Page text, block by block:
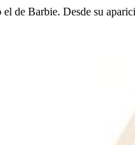
de Barbie. Desde su